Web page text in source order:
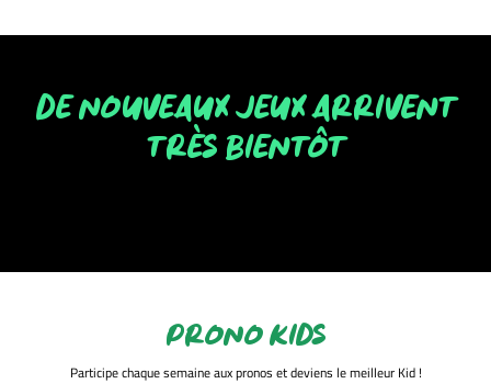
DE NOUVEAUX JEUX ARRIVENT
TRÈS BIENTÔT
PRONO KIDS
Participe chaque semaine aux pronos et deviens le meilleur Kid !